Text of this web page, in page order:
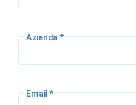
Azienda *
Email *